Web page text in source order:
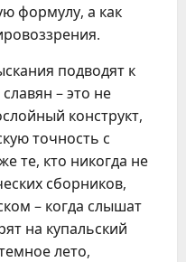
формулу, а как
подводят к
– это не
конструкт,
точность с
те, кто никогда не
сборников,
– когда слышат
на купальский
лето,